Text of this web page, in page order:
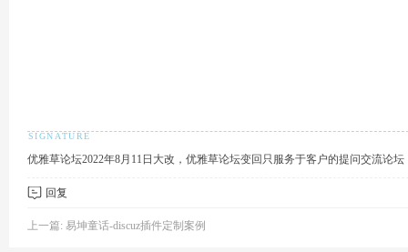
优雅草论坛2022年8月11日大改，优雅草论坛变回只服务于客户的提问交流论坛
回复
上一篇: 易坤童话-discuz插件定制案例